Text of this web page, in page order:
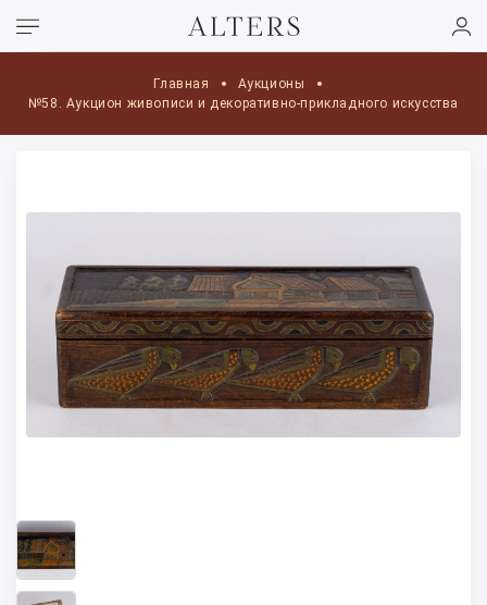
Главная
Аукционы
№58. Аукцион живописи и декоративно-прикладного искусства